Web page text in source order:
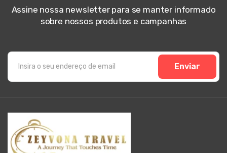
Assine nossa newsletter para se manter informado
sobre nossos produtos e campanhas
Enviar